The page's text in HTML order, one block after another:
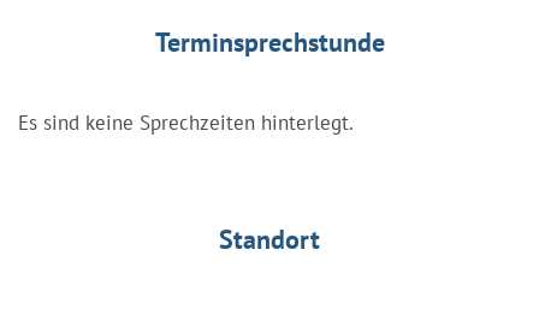
Terminsprechstunde
Es sind keine Sprechzeiten hinterlegt.
Standort